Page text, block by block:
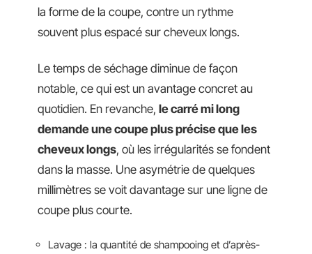
la forme de la coupe, contre un rythme
souvent plus espacé sur cheveux longs.
Le temps de séchage diminue de façon
notable, ce qui est un avantage concret au
quotidien. En revanche, le carré mi long
demande une coupe plus précise que les
cheveux longs, où les irrégularités se fondent
dans la masse. Une asymétrie de quelques
millimètres se voit davantage sur une ligne de
coupe plus courte.
Lavage : la quantité de shampooing et d’après-